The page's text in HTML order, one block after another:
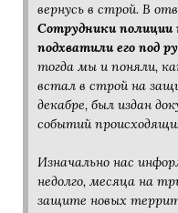
вернусь в строй. В
Сотрудники полиции
подхватили его под
тогда мы и поняли,
встал в строй на
декабре, был издан
событий
Изначально нас
недолго, месяца на
защите новых